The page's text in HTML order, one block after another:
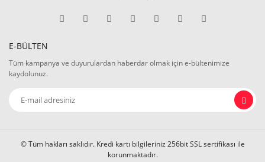
E-BÜLTEN
Tüm kampanya ve duyurulardan haberdar olmak için e-bültenimize
kaydolunuz.
© Tüm hakları saklıdır. Kredi kartı bilgileriniz 256bit SSL sertifikası ile
korunmaktadır.